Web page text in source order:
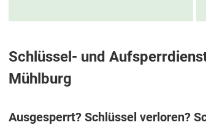
Schlüssel- und
Mühlburg
Ausgesperrt? Schlüssel verloren?